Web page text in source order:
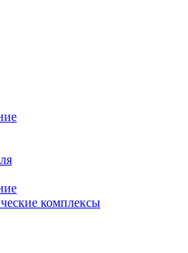
комплексы